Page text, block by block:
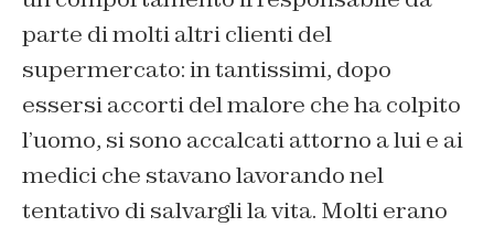
parte di molti altri clienti del
supermercato: in tantissimi, dopo
essersi accorti del malore che ha colpito
l’uomo, si sono accalcati attorno a lui e ai
medici che stavano lavorando nel
tentativo di salvargli la vita. Molti erano